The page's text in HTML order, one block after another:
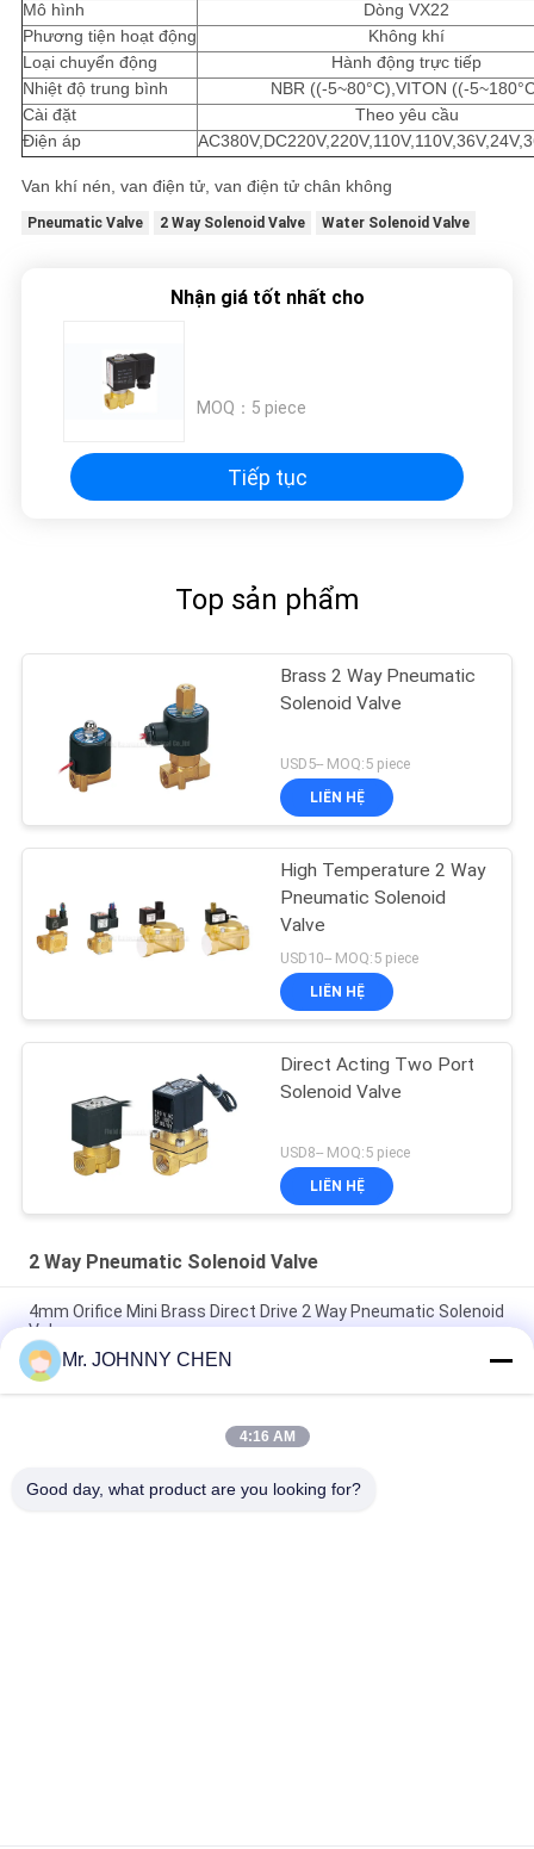
Mô hình
Dòng VX22
Phương tiện hoạt động
Không khí
Loại chuyển động
Hành động trực tiếp
Nhiệt độ trung bình
NBR ((-5~80°C),VITON ((-
Cài đặt
Theo yêu cầu
Điện áp
Van khí nén, van điện tử, van điện tử chân không
Pneumatic Valve 2 Way Solenoid Valve Water Solenoid Valve
Nhận giá tốt nhất cho
MOQ： 5 piece
Tiếp tục
Top sản phẩm
Brass 2 Way Pneumatic
Solenoid Valve
USD5-- MOQ:5 piece
LIÊN HỆ
High Temperature 2 Way
Pneumatic Solenoid
Valve
USD10-- MOQ:5 piece
LIÊN HỆ
Direct Acting Two Port
Solenoid Valve
USD8-- MOQ:5 piece
LIÊN HỆ
2 Way Pneumatic Solenoid Valve
4mm Orifice Mini Brass Direct Drive 2 Way Pneumatic Solenoid
Valve
16~50mm Orifice 2/2 Brass Pneumatic Solenoid Valve
G1/2"~G2" With Viton Seal
High Temperature 1.5MPa 2 Way Pneumatic Solenoid Valve
Mr. JOHNNY CHEN
4:16 AM
Good day, what product are you looking for?